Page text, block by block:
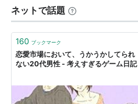
#1：シ…
ネットで話題
160 ブックマーク
恋愛市場において、うかうかしてられ
ない20代男性 - 考えすぎるゲーム日記